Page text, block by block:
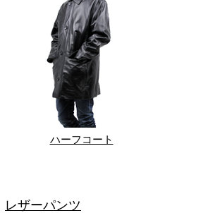
ハーフコート
レザーパンツ